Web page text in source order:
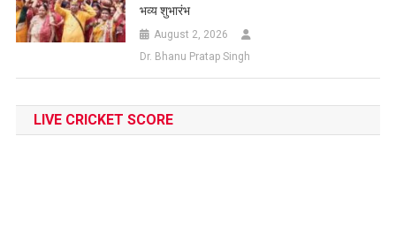
भव्य शुभारंभ
August 2, 2026
Dr. Bhanu Pratap Singh
LIVE CRICKET SCORE